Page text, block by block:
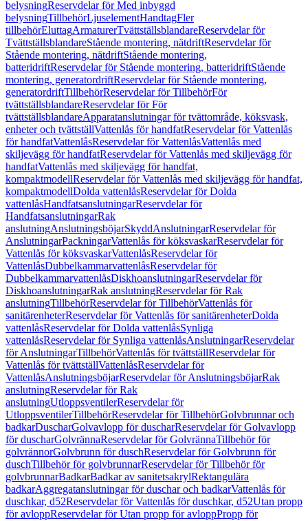
belysningReservdelar för Med inbyggd
belysningTillbehörLjuselementHandtagFler
tillbehörEluttagArmaturerTvättställsblandareReservdelar för
TvättställsblandareStående montering, nätdriftReservdelar för
Stående montering, nätdriftStående montering,
batteridriftReservdelar för Stående montering, batteridriftStående
montering, generatordriftReservdelar för Stående montering,
generatordriftTillbehörReservdelar för TillbehörFör
tvättställsblandareReservdelar för För
tvättställsblandareApparatanslutningar för tvättområde, köksvask,
enheter och tvättställVattenlås för handfatReservdelar för Vattenlås
för handfatVattenlåsReservdelar för VattenlåsVattenlås med
skiljevägg för handfatReservdelar för Vattenlås med skiljevägg för
handfatVattenlås med skiljevägg för handfat,
kompaktmodellReservdelar för Vattenlås med skiljevägg för handfat,
kompaktmodellDolda vattenlåsReservdelar för Dolda
vattenlåsHandfatsanslutningarReservdelar för
HandfatsanslutningarRak
anslutningAnslutningsböjarSkyddAnslutningarReservdelar för
AnslutningarPackningarVattenlås för köksvaskarReservdelar för
Vattenlås för köksvaskarVattenlåsReservdelar för
VattenlåsDubbelkammarvattenlåsReservdelar för
DubbelkammarvattenlåsDiskhoanslutningarReservdelar för
DiskhoanslutningarRak anslutningReservdelar för Rak
anslutningTillbehörReservdelar för TillbehörVattenlås för
sanitärenheterReservdelar för Vattenlås för sanitärenheterDolda
vattenlåsReservdelar för Dolda vattenlåsSynliga
vattenlåsReservdelar för Synliga vattenlåsAnslutningarReservdelar
för AnslutningarTillbehörVattenlås för tvättställReservdelar för
Vattenlås för tvättställVattenlåsReservdelar för
VattenlåsAnslutningsböjarReservdelar för AnslutningsböjarRak
anslutningReservdelar för Rak
anslutningUtloppsventilerReservdelar för
UtloppsventilerTillbehörReservdelar för TillbehörGolvbrunnar och
badkarDuscharGolvavlopp för duscharReservdelar för Golvavlopp
för duscharGolvrännaReservdelar för GolvrännaTillbehör för
golvrännorGolvbrunn för duschReservdelar för Golvbrunn för
duschTillbehör för golvbrunnarReservdelar för Tillbehör för
golvbrunnarBadkarBadkar av sanitetsakrylRektangulära
badkarAggregatanslutningar för duschar och badkarVattenlås för
duschkar, d52Reservdelar för Vattenlås för duschkar, d52Utan propp
för avloppReservdelar för Utan propp för avloppPropp för